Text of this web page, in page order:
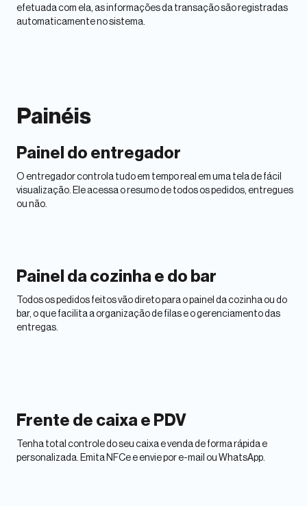
efetuada com ela, as informações da transação são registradas
automaticamente no sistema.
Painéis
Painel do entregador
O entregador controla tudo em tempo real em uma tela de fácil
visualização. Ele acessa o resumo de todos os pedidos, entregues
ou não.
Painel da cozinha e do bar
Todos os pedidos feitos vão direto para o painel da cozinha ou do
bar, o que facilita a organização de filas e o gerenciamento das
entregas.
Frente de caixa e PDV
Tenha total controle do seu caixa e venda de forma rápida e
personalizada. Emita NFCe e envie por e-mail ou WhatsApp.